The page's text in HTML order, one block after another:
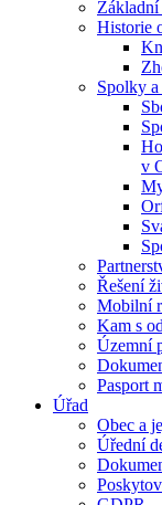
Historie
Spolky
v
Řešení
Mobilní
Kam s
Územní
Pasport
Úřad
Obec a
Úřední